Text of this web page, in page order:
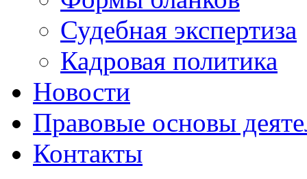
Судебная экспертиза
Кадровая политика
Новости
Правовые основы
Контакты